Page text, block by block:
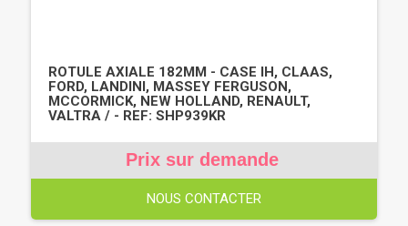
ROTULE AXIALE 182MM - CASE IH, CLAAS,
FORD, LANDINI, MASSEY FERGUSON,
MCCORMICK, NEW HOLLAND, RENAULT,
VALTRA / - REF: SHP939KR
Prix sur demande
NOUS CONTACTER